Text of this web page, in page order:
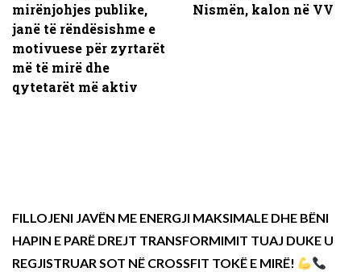
mirënjohjes publike,
janë të rëndësishme e
motivuese për zyrtarët
më të mirë dhe
qytetarët më aktiv
Nismën, kalon në VV
FILLOJENI JAVËN ME ENERGJI MAKSIMALE DHE BËNI
HAPIN E PARË DREJT TRANSFORMIMIT TUAJ DUKE U
REGJISTRUAR SOT NË CROSSFIT TOKË E MIRË!